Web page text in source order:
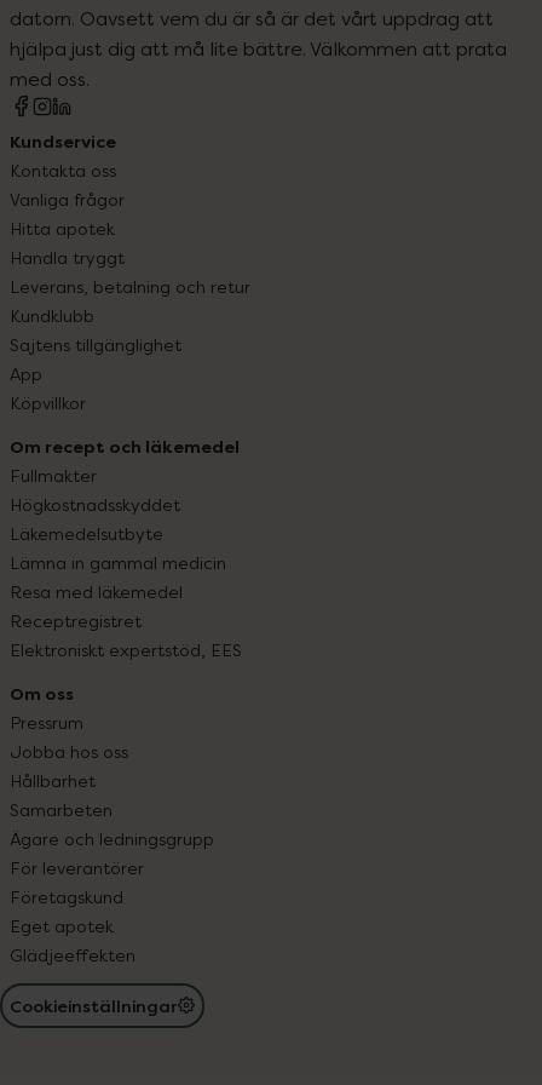
datorn. Oavsett vem du är så är det vårt uppdrag att
hjälpa just dig att må lite bättre. Välkommen att prata
med oss.
Kundservice
Kontakta oss
Vanliga frågor
Hitta apotek
Handla tryggt
Leverans, betalning och retur
Kundklubb
Sajtens tillgänglighet
App
Köpvillkor
Om recept och läkemedel
Fullmakter
Högkostnadsskyddet
Läkemedelsutbyte
Lämna in gammal medicin
Resa med läkemedel
Receptregistret
Elektroniskt expertstöd, EES
Om oss
Pressrum
Jobba hos oss
Hållbarhet
Samarbeten
Ägare och ledningsgrupp
För leverantörer
Företagskund
Eget apotek
Glädjeeffekten
Cookieinställningar